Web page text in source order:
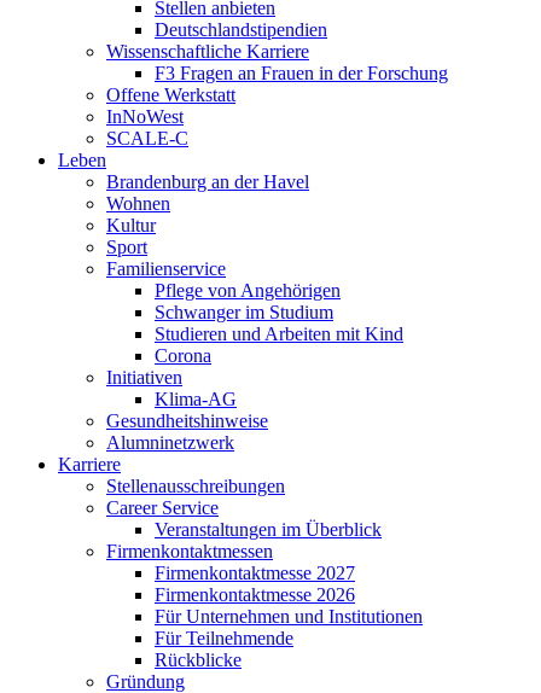
Stellen anbieten
Deutschlandstipendien
Wissenschaftliche Karriere
F3 Fragen an Frauen in der Forschung
Offene Werkstatt
InNoWest
SCALE-C
Leben
Brandenburg an der Havel
Wohnen
Kultur
Sport
Familienservice
Pflege von Angehörigen
Schwanger im Studium
Studieren und Arbeiten mit Kind
Corona
Initiativen
Klima-AG
Gesundheitshinweise
Alumninetzwerk
Karriere
Stellenausschreibungen
Career Service
Veranstaltungen im Überblick
Firmenkontaktmessen
Firmenkontaktmesse 2027
Firmenkontaktmesse 2026
Für Unternehmen und Institutionen
Für Teilnehmende
Rückblicke
Gründung